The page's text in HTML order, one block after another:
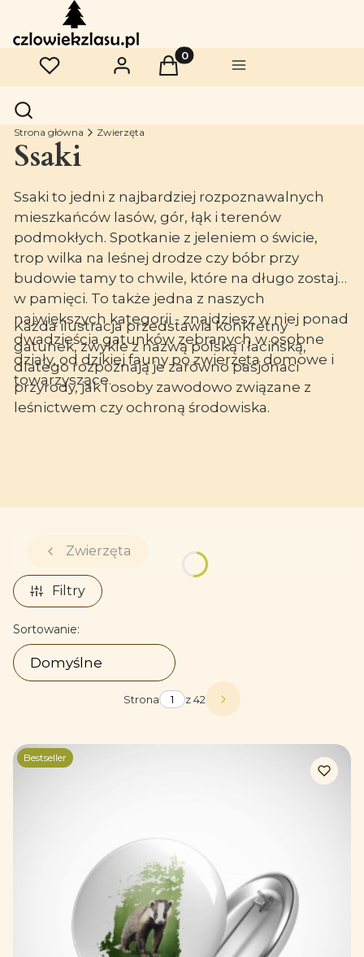
Ulubione Zaloguj sięProdukty w koszyku: 0.
Koszyk Menu
Otwórz wyszukiwarkę
Szukaj
Strona główna Zwierzęta
Ssaki
Ssaki to jedni z najbardziej rozpoznawalnych
mieszkańców lasów, gór, łąk i terenów
podmokłych. Spotkanie z jeleniem o świcie,
trop wilka na leśnej drodze czy bóbr przy
budowie tamy to chwile, które na długo zostają
w pamięci. To także jedna z naszych
największych kategorii - znajdziesz w niej ponad
dwadzieścia gatunków zebranych w osobne
działy, od dzikiej fauny po zwierzęta domowe i
towarzyszące.
Każda ilustracja przedstawia konkretny
gatunek, zwykle z nazwą polską i łacińską,
dlatego rozpoznają je zarówno pasjonaci
przyrody, jak i osoby zawodowo związane z
leśnictwem czy ochroną środowiska.
Zwierzęta
Filtry
Lista produktów
Sortowanie:
Domyślne
Strona z 42 Następne produkty
Bestseller